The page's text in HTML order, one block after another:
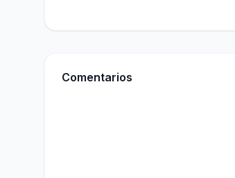
Comentarios